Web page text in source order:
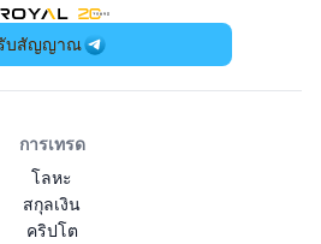
OneRoyal Home
บสัญญาณ
การเทรด
โลหะ
สกุลเงิน
คริปโต